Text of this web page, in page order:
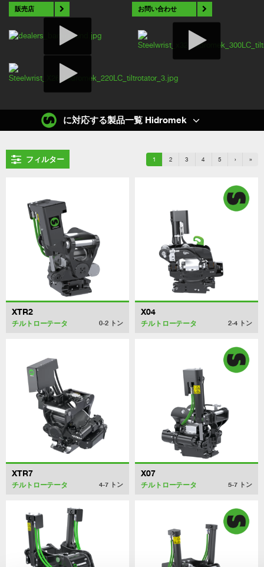
販売店 お問い合わせ
フィルター 1 2 3 4 5 › »
XTR2
チルトローテータ 0-2 トン
X04
チルトローテータ 2-4 トン
XTR7
チルトローテータ 4-7 トン
X07
チルトローテータ 5-7 トン
に対応する製品一覧 Hidromek